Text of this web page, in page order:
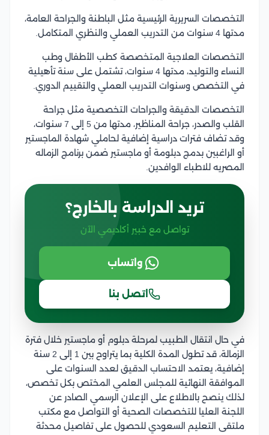
التخصصات السريرية الرئيسية مثل الباطنة والجراحة العامة،
مدتها 4 سنوات من التدريب العملي والنظري المتكامل.
التخصصات العلاجية المتخصصة كطب الأطفال وطب
النساء والتوليد، مدتها 4 سنوات، تشتمل على سنة تأهيلية
في التخصص وسنوات التدريب العملي والتقييم الدوري.
التخصصات الدقيقة والجراحات التخصصية مثل جراحة
القلب والصدر، جراحة المناظير، مدتها من 5 إلى 7 سنوات،
وقد تضاف فترات دراسية إضافية لحاملي شهادة الماجستير
أو الراغبين بدمج دبلومة أو ماجستير ضمن برنامج الزماله
المصريه للاطباء الوافدين.
تريد الدراسة بالخارج؟
تواصل مع خبير أكاديمي الآن
واتساب
اتصل بنا
في حال انتقال الطبيب لمرحلة دبلوم أو ماجستير خلال فترة
الزمالة، قد تطول المدة الكلية بما يتراوح بين 1 إلى 2 سنة
إضافية، يعتمد الاحتساب الدقيق لعدد السنوات على
الموافقة النهائية للمجلس العلمي المختص بكل تخصص،
لذلك ينصح بالاطلاع على الإعلان الرسمي الصادر عن
اللجنة العليا للتخصصات الصحية أو التواصل مع مكتب
ملتقى التعليم السعودي للحصول على تفاصيل محدثة